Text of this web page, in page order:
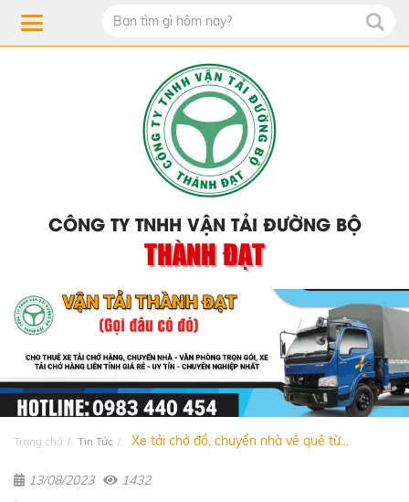
CÔNG TY TNHH VẬN TẢI ĐƯỜNG BỘ
THÀNH ĐẠT
Trang chủ Tin Tức Xe tải chở đồ, chuyển nhà về quê từ...
13/08/2023 1432